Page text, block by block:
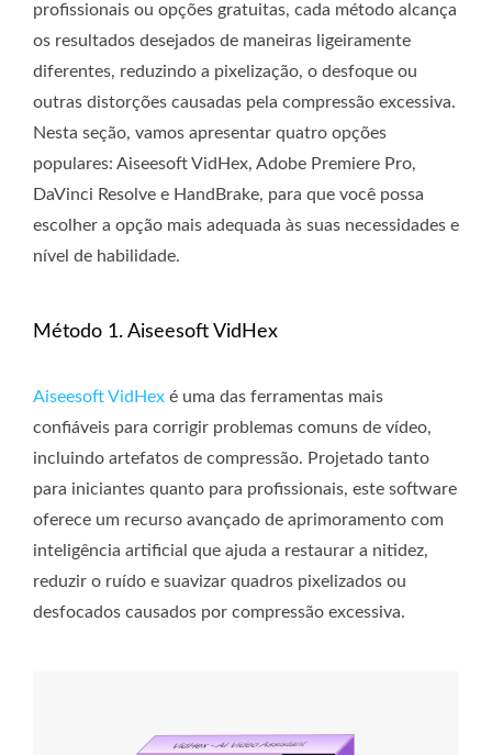
profissionais ou opções gratuitas, cada método alcança
os resultados desejados de maneiras ligeiramente
diferentes, reduzindo a pixelização, o desfoque ou
outras distorções causadas pela compressão excessiva.
Nesta seção, vamos apresentar quatro opções
populares: Aiseesoft VidHex, Adobe Premiere Pro,
DaVinci Resolve e HandBrake, para que você possa
escolher a opção mais adequada às suas necessidades e
nível de habilidade.
Método 1. Aiseesoft VidHex
Aiseesoft VidHex é uma das ferramentas mais
confiáveis ​​para corrigir problemas comuns de vídeo,
incluindo artefatos de compressão. Projetado tanto
para iniciantes quanto para profissionais, este software
oferece um recurso avançado de aprimoramento com
inteligência artificial que ajuda a restaurar a nitidez,
reduzir o ruído e suavizar quadros pixelizados ou
desfocados causados ​​por compressão excessiva.